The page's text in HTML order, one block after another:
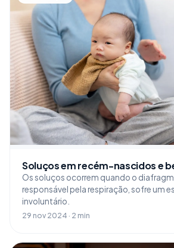
Soluços em recém-nascidos e
Os soluços ocorrem quando o
responsável pela respiração, sofre um
involuntário.
29 nov 2024 · 2 min